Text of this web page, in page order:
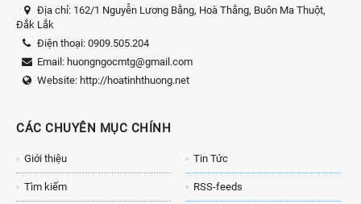
Địa chỉ: 162/1 Nguyễn Lương Bằng, Hoà Thắng, Buôn Ma Thuột,
Đắk Lắk
Điện thoại: 0909.505.204
Email: huongngocmtg@gmail.com
Website: http://hoatinhthuong.net
CÁC CHUYÊN MỤC CHÍNH
Giới thiệu Tin Tức
Tìm kiếm RSS-feeds